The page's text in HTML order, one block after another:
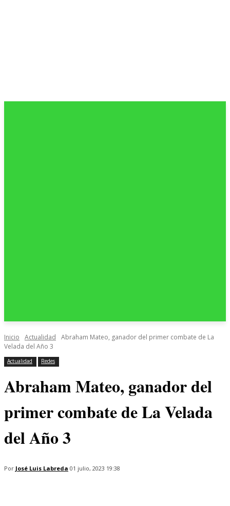
Inicio Actualidad
Abraham Mateo, ganador del primer combate de La
Velada del Año 3
Actualidad Redes
Abraham Mateo, ganador del
primer combate de La Velada
del Año 3
Por José Luis Labreda 01 julio, 2023 19:38